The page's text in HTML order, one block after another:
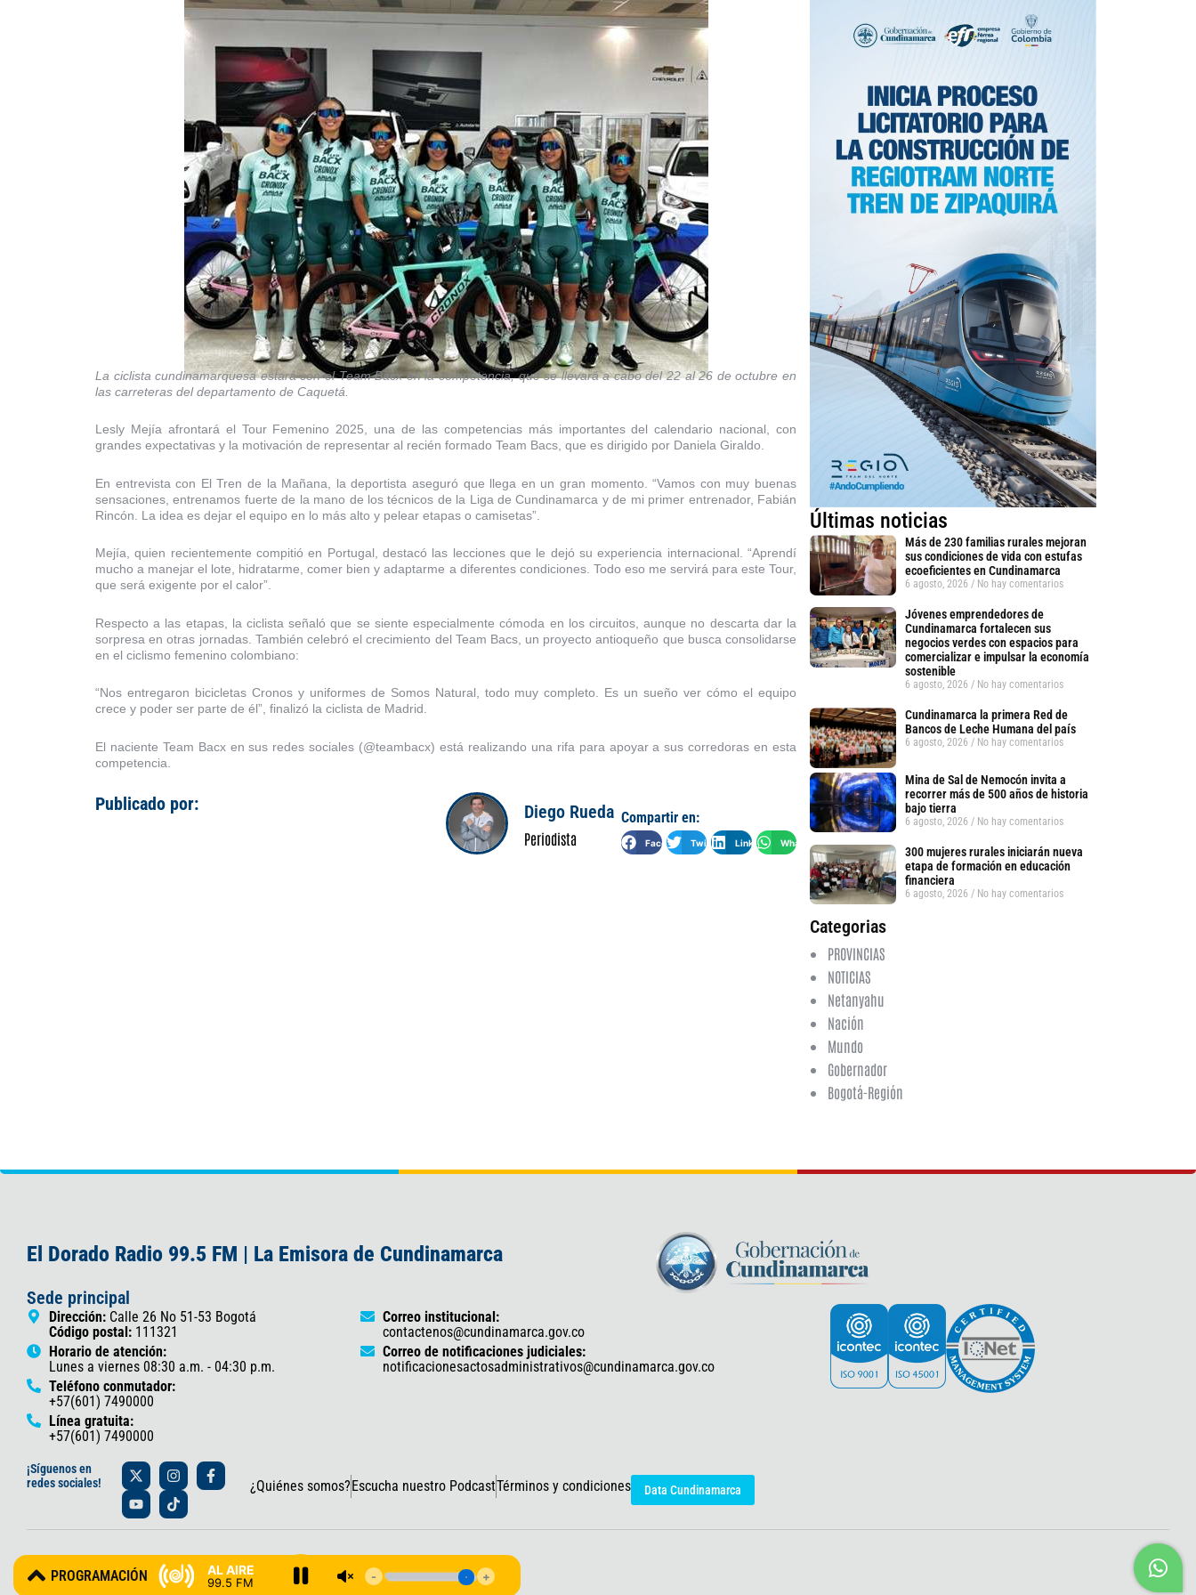
La ciclista cundinamarquesa estará con el Team Bacx en la competencia, que se llevará a cabo del 22 al 26 de octubre en
las carreteras del departamento de Caquetá.
Lesly Mejía afrontará el Tour Femenino 2025, una de las competencias más importantes del calendario nacional, con
grandes expectativas y la motivación de representar al recién formado Team Bacs, que es dirigido por Daniela Giraldo.
En entrevista con El Tren de la Mañana, la deportista aseguró que llega en un gran momento. “Vamos con muy buenas
sensaciones, entrenamos fuerte de la mano de los técnicos de la Liga de Cundinamarca y de mi primer entrenador, Fabián
Rincón. La idea es dejar el equipo en lo más alto y pelear etapas o camisetas”.
Mejía, quien recientemente compitió en Portugal, destacó las lecciones que le dejó su experiencia internacional. “Aprendí
mucho a manejar el lote, hidratarme, comer bien y adaptarme a diferentes condiciones. Todo eso me servirá para este Tour,
que será exigente por el calor”.
Respecto a las etapas, la ciclista señaló que se siente especialmente cómoda en los circuitos, aunque no descarta dar la
sorpresa en otras jornadas. También celebró el crecimiento del Team Bacs, un proyecto antioqueño que busca consolidarse
en el ciclismo femenino colombiano:
“Nos entregaron bicicletas Cronos y uniformes de Somos Natural, todo muy completo. Es un sueño ver cómo el equipo
crece y poder ser parte de él”, finalizó la ciclista de Madrid.
El naciente Team Bacx en sus redes sociales (@teambacx) está realizando una rifa para apoyar a sus corredoras en esta
competencia.
Publicado por: Diego Rueda
Periodista
Compartir en:
Facebook Twitter LinkedIn WhatsApp
Últimas noticias
Más de 230 familias rurales mejoran
sus condiciones de vida con estufas
ecoeficientes en Cundinamarca
6 agosto, 2026 No hay comentarios
Jóvenes emprendedores de
Cundinamarca fortalecen sus
negocios verdes con espacios para
comercializar e impulsar la economía
sostenible
6 agosto, 2026 No hay comentarios
Cundinamarca la primera Red de
Bancos de Leche Humana del país
6 agosto, 2026 No hay comentarios
Mina de Sal de Nemocón invita a
recorrer más de 500 años de historia
bajo tierra
6 agosto, 2026 No hay comentarios
300 mujeres rurales iniciarán nueva
etapa de formación en educación
financiera
6 agosto, 2026 No hay comentarios
Categorias
PROVINCIAS
NOTICIAS
Netanyahu
Nación
Mundo
Gobernador
Bogotá-Región
El Dorado Radio 99.5 FM | La Emisora de Cundinamarca
Sede principal
Dirección: Calle 26 No 51-53 Bogotá
Código postal: 111321
Horario de atención:
Lunes a viernes 08:30 a.m. - 04:30 p.m.
Teléfono conmutador:
+57(601) 7490000
Línea gratuita:
+57(601) 7490000
Correo institucional:
contactenos@cundinamarca.gov.co
Correo de notificaciones judiciales:
notificacionesactosadministrativos@cundinamarca.gov.co
AL AIRE
99.5 FM
¡Síguenos en
redes sociales!
X
-
t
w
i
t
e
r
I
n
s
t
a
r
a
m
F
a
c
o
k
-
Y
o
u
t
u
e
T
i
k
t
o
¿Quiénes somos?Escucha nuestro PodcastTérminos y condiciones Data Cundinamarca
© 2025 Gobernación de Cundinamarca – Oficina de Prensa y Comunicaciones
PROGRAMACIÓN